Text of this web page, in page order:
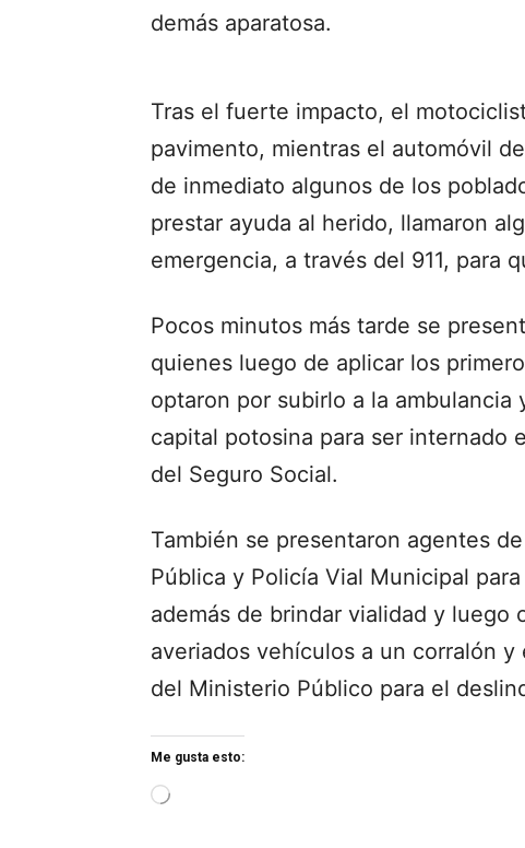
demás aparatosa.
Tras el fuerte impacto, el
pavimento, mientras el automóvil
de inmediato algunos de los
prestar ayuda al herido, llamaron
emergencia, a través del 911, para
Pocos minutos más tarde se
quienes luego de aplicar los
optaron por subirlo a la
capital potosina para ser internado
del Seguro Social.
También se presentaron agentes
Pública y Policía Vial Municipal
además de brindar vialidad y luego
averiados vehículos a un corralón
del Ministerio Público para el
Me gusta esto: